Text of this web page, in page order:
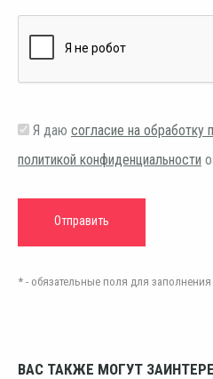
Я даю согласие на обработку
политикой конфиденциальности
* - обязательные поля для заполнения
ВАС ТАКЖЕ МОГУТ